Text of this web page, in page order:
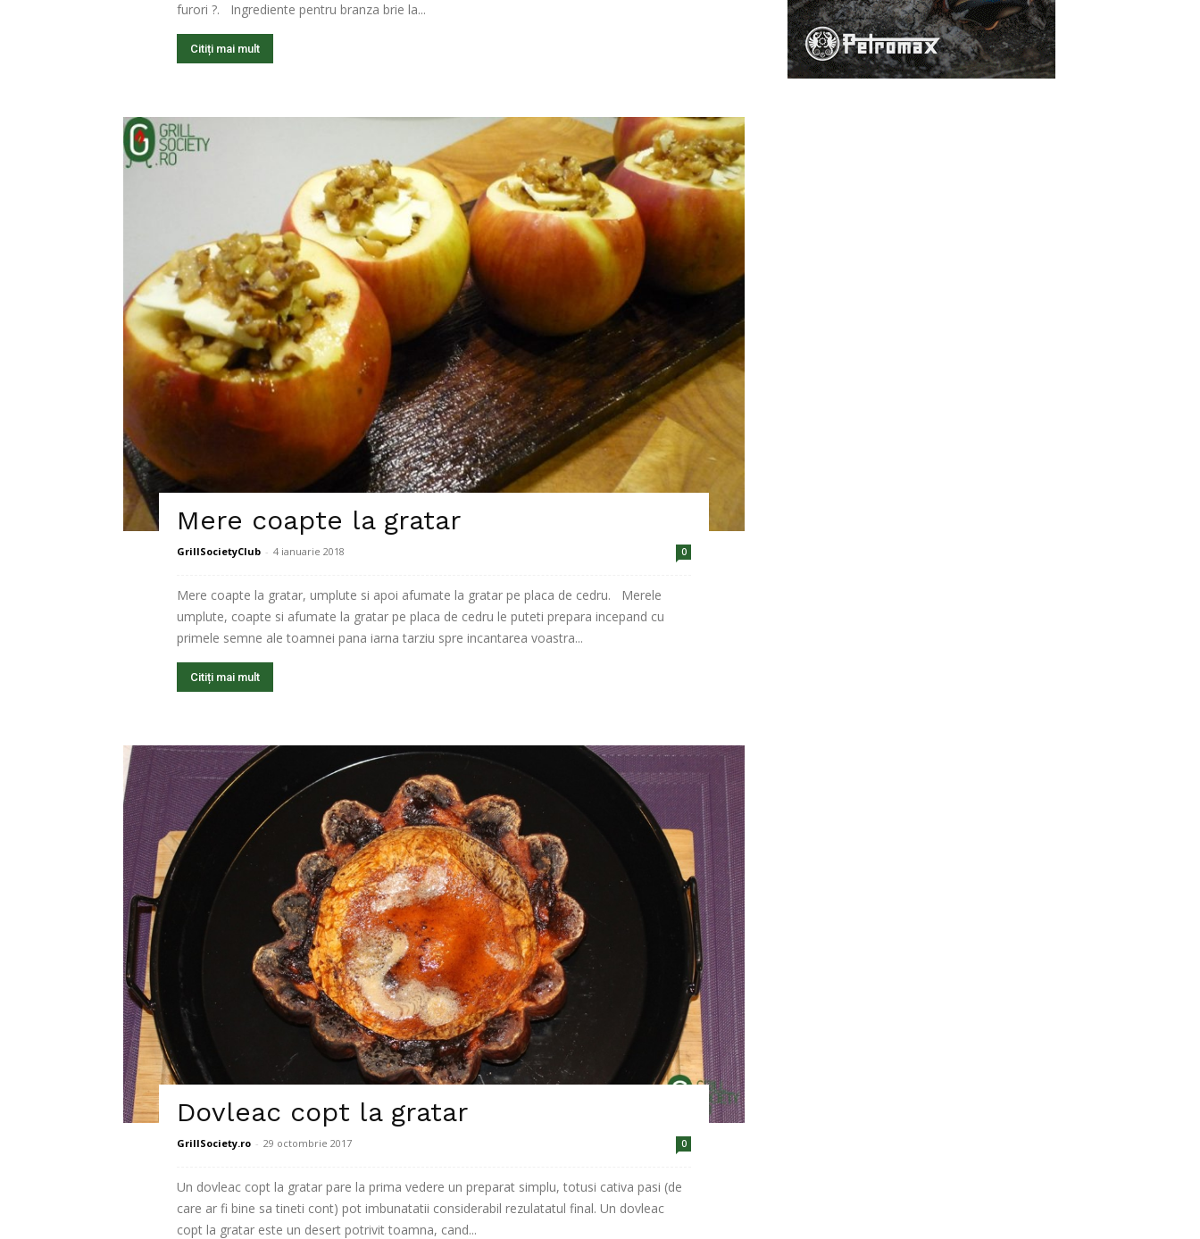
furori ?. Ingrediente pentru branza brie la...
Citiți mai mult
Mere coapte la gratar
GrillSocietyClub - 4 ianuarie 2018 0
Mere coapte la gratar, umplute si apoi afumate la gratar pe placa de cedru. Merele
umplute, coapte si afumate la gratar pe placa de cedru le puteti prepara incepand cu
primele semne ale toamnei pana iarna tarziu spre incantarea voastra...
Citiți mai mult
Dovleac copt la gratar
GrillSociety.ro - 29 octombrie 2017 0
Un dovleac copt la gratar pare la prima vedere un preparat simplu, totusi cativa pasi (de
care ar fi bine sa tineti cont) pot imbunatatii considerabil rezulatatul final. Un dovleac
copt la gratar este un desert potrivit toamna, cand...